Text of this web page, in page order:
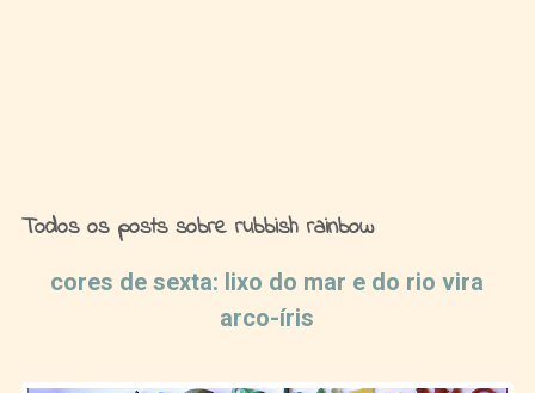
Todos os posts sobre rubbish rainbow
cores de sexta: lixo do mar e do rio vira
arco-íris